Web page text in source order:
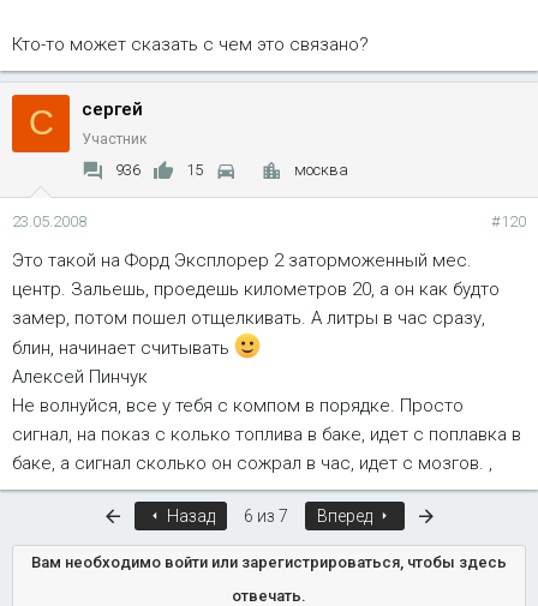
Кто-то может сказать с чем это связано?
С сергей
Участник
936 15 москва
23.05.2008 #120
Это такой на Форд Эксплорер 2 заторможенный мес.
центр. Зальешь, проедешь километров 20, а он как будто
замер, потом пошел отщелкивать. А литры в час сразу,
блин, начинает считывать
Алексей Пинчук
Не волнуйся, все у тебя с компом в порядке. Просто
сигнал, на показ с колько топлива в баке, идет с поплавка в
баке, а сигнал сколько он сожрал в час, идет с мозгов. ,
ПервыйНазад 6 из 7 Вперед
Вам необходимо войти или зарегистрироваться, чтобы здесь
отвечать.